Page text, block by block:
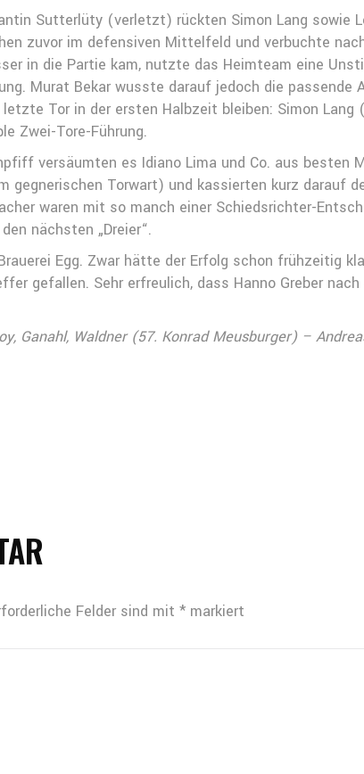
Sutterlüty (verletzt) rückten Simon Lang sowie
zuvor im defensiven Mittelfeld und verbuchte
in die Partie kam, nutzte das Heimteam eine
Murat Bekar wusste darauf jedoch die
Tor in der ersten Halbzeit bleiben: Simon Lang
Zwei-Tore-Führung.
versäumten es Idiano Lima und Co. aus besten
gegnerischen Torwart) und kassierten kurz darauf
waren mit so manch einer Schiedsrichter-
nächsten „Dreier“.
Egg. Zwar hätte der Erfolg schon frühzeitig
gefallen. Sehr erfreulich, dass Hanno Greber
Ganahl, Waldner (57. Konrad Meusburger) –
Felder sind mit * markiert